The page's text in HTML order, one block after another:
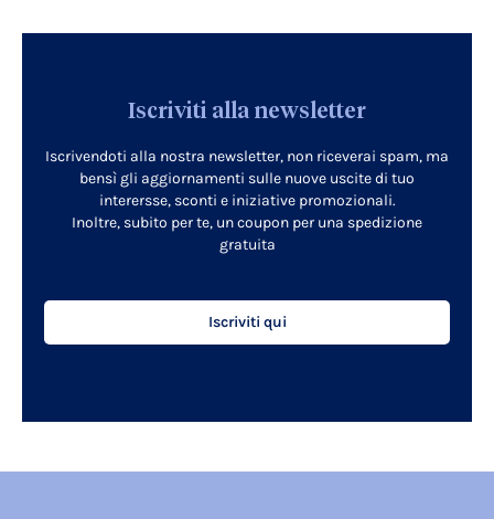
Iscriviti alla newsletter
Iscrivendoti alla nostra newsletter, non riceverai spam, ma
bensì gli aggiornamenti sulle nuove uscite di tuo
interersse, sconti e iniziative promozionali.
Inoltre, subito per te, un coupon per una spedizione
gratuita
Iscriviti qui